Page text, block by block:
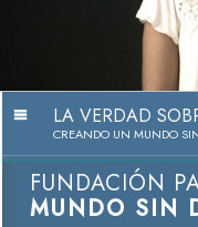
LA VERDAD
CREANDO UN MUNDO
FUNDACIÓN
MUNDO SIN